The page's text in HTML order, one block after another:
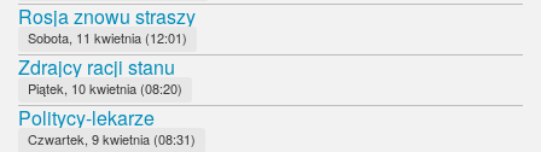
Rosja znowu straszy
Sobota, 11 kwietnia (12:01)
Zdrajcy racji stanu
Piątek, 10 kwietnia (08:20)
Politycy-lekarze
Czwartek, 9 kwietnia (08:31)